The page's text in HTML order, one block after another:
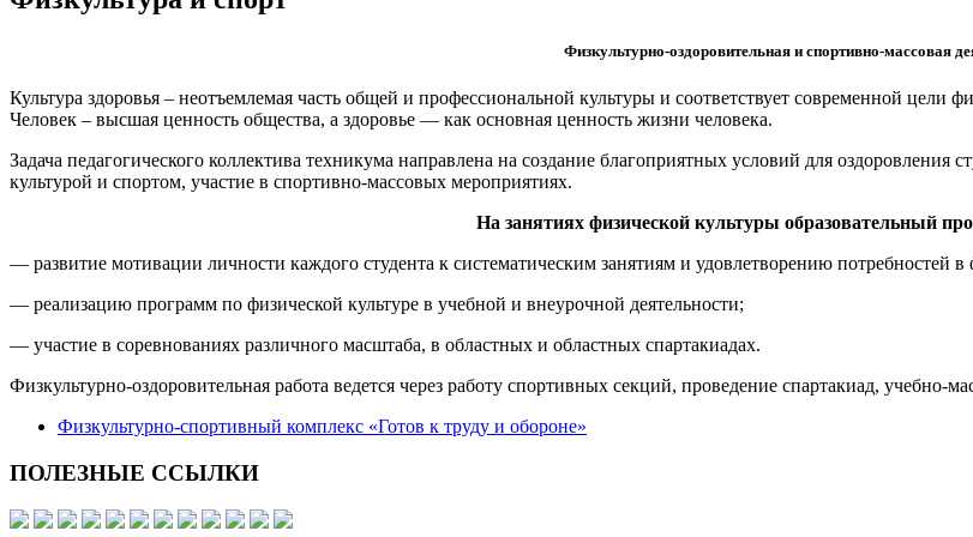
Физкультурно-оздоровительная и спортивно-массовая
Культура здоровья – неотъемлемая часть общей и профессиональной культуры и соответствует современной
Человек – высшая ценность общества, а здоровье — как основная ценность жизни человека.
Задача педагогического коллектива техникума направлена на создание благоприятных условий для оздоровления
культурой и спортом, участие в спортивно-массовых мероприятиях.
На занятиях физической культуры образовательный
— развитие мотивации личности каждого студента к систематическим занятиям и удовлетворению потребностей
— реализацию программ по физической культуре в учебной и внеурочной деятельности;
— участие в соревнованиях различного масштаба, в областных и областных спартакиадах.
Физкультурно-оздоровительная работа ведется через работу спортивных секций, проведение спартакиад, учебно-
Физкультурно-спортивный комплекс «Готов к труду и обороне»
ПОЛЕЗНЫЕ ССЫЛКИ